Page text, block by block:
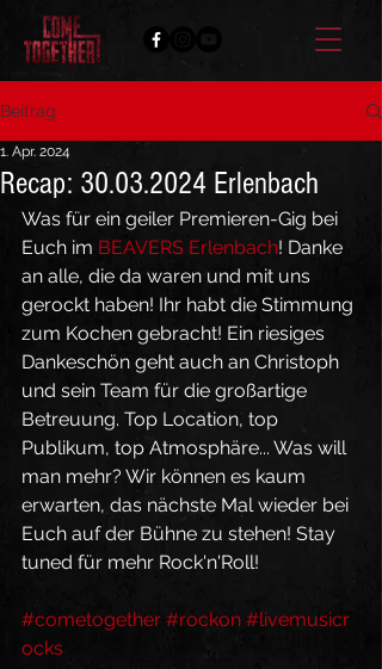
Beitrag
Recap: 30.03.2024 Erlenbach
1. Apr. 2024
Was für ein geiler Premieren-Gig bei
Euch im BEAVERS Erlenbach! Danke
an alle, die da waren und mit uns
gerockt haben! Ihr habt die Stimmung
zum Kochen gebracht! Ein riesiges
Dankeschön geht auch an Christoph
und sein Team für die großartige
Betreuung. Top Location, top
Publikum, top Atmosphäre... Was will
man mehr? Wir können es kaum
erwarten, das nächste Mal wieder bei
Euch auf der Bühne zu stehen! Stay
tuned für mehr Rock'n'Roll!
#cometogether #rockon #livemusicr
ocks